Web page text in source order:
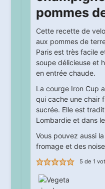
pommes
Cette recette de
aux pommes de
Paris est très facile
soupe délicieuse et
en entrée chaude.
La courge Iron Cup
qui cache une chair
sucrée. Elle est
Lombardie et dans
Vous pouvez aussi
fromage et des
5 de 1